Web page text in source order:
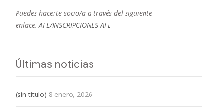
Puedes hacerte socio/a a través del siguiente
enlace:AFE/INSCRIPCIONES AFE
Últimas noticias
(sin título) 8 enero, 2026